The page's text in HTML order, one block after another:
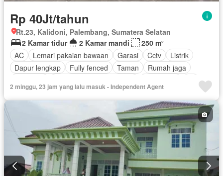
Rp 40Jt/tahun
Rt.23, Kalidoni, Palembang, Sumatera Selatan
2 Kamar tidur
2 Kamar mandi
250 m²
AC
Lemari pakaian bawaan Garasi Cctv
Listrik
Dapur lengkap
Fully fenced Taman
Rumah jaga
Halaman
Sebagian perabotan
2 minggu, 23 jam yang lalu masuk - Independent Agent